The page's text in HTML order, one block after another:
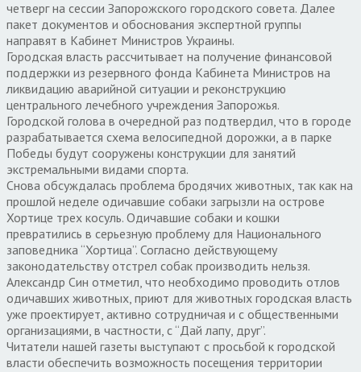
четверг на сессии Запорожского городского совета. Далее
пакет документов и обоснования экспертной группы
направят в Кабинет Министров Украины.
Городская власть рассчитывает на получение финансовой
поддержки из резервного фонда Кабинета Министров на
ликвидацию аварийной ситуации и реконструкцию
центрального лечебного учреждения Запорожья.
Городской голова в очередной раз подтвердил, что в городе
разрабатывается схема велосипедной дорожки, а в парке
Победы будут сооружены конструкции для занятий
экстремальными видами спорта.
Снова обсуждалась проблема бродячих животных, так как на
прошлой неделе одичавшие собаки загрызли на острове
Хортице трех косуль. Одичавшие собаки и кошки
превратились в серьезную проблему для Национального
заповедника “Хортица”. Согласно действующему
законодательству отстрел собак производить нельзя.
Александр Син отметил, что необходимо проводить отлов
одичавших животных, приют для животных городская власть
уже проектирует, активно сотрудничая и с общественными
организациями, в частности, с “Дай лапу, друг”.
Читатели нашей газеты выступают с просьбой к городской
власти обеспечить возможность посещения территории